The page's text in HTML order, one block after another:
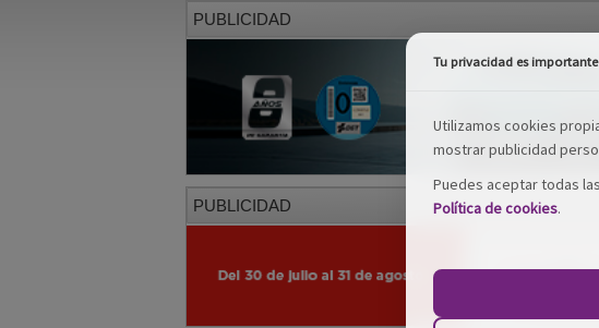
PUBLICIDAD
PUBLICIDAD
Tu privacidad es importante
Utilizamos cookies
mostrar publicidad
Puedes aceptar todas
Política de cookies.